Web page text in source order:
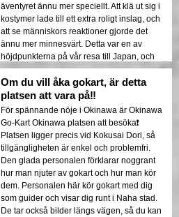
äventyret ännu mer speciellt. Att klä ut sig i
kostymer lade till ett extra roligt inslag, och
att se människors reaktioner gjorde det
ännu mer minnesvärt. Detta var en av
höjdpunkterna på vår resa till Japan, och
jag rekommenderar det starkt!"
Om du vill åka gokart, är detta
platsen att vara på‼️
För spännande nöje i Okinawa är Okinawa
Go-Kart Okinawa platsen att besöka❗️
Platsen ligger precis vid Kokusai Dori, så
tillgängligheten är enkel och problemfri.
Den glada personalen förklarar noggrant
hur man njuter av gokart och hur man kör
dem. Personalen här kör gokart med dig
som guider och visar dig runt i Naha stad.
De tar också bilder längs vägen, så du kan